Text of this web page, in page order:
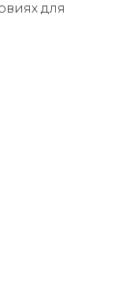
для